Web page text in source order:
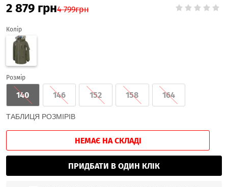
2 879 грн4 799грн
Колір
Розмір
140 146 152 158 164
ТАБЛИЦЯ РОЗМІРІВ
НЕМАЄ НА СКЛАДІ
ПРИДБАТИ В ОДИН КЛІК